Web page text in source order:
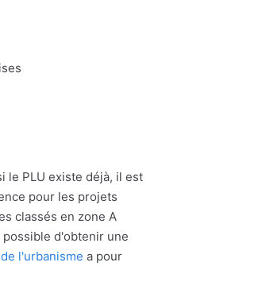
le PLU existe déjà, il est
pour les projets
classés en zone A
d'obtenir une
l'urbanisme a pour